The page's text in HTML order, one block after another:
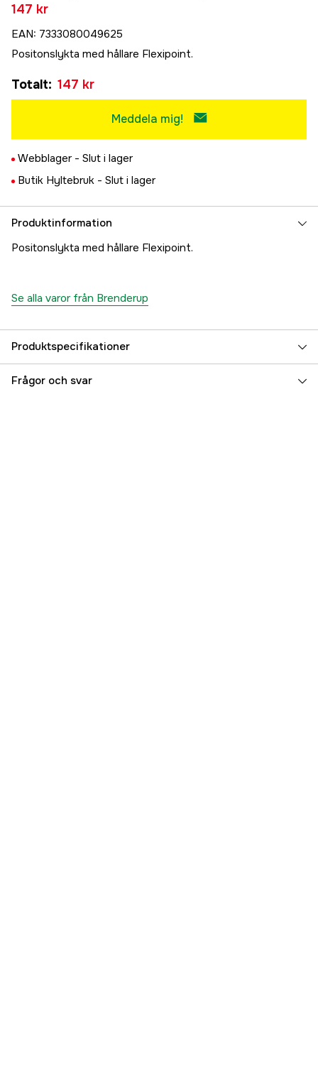
147 kr
EAN: 7333080049625
Positonslykta med hållare Flexipoint.
Totalt: 147 kr
Meddela mig!
Webblager - Slut i lager
Butik Hyltebruk - Slut i lager
Produktinformation
Positonslykta med hållare Flexipoint.
Se alla varor från Brenderup
Produktspecifikationer
Referensnummer 3000021692
Frågor och svar